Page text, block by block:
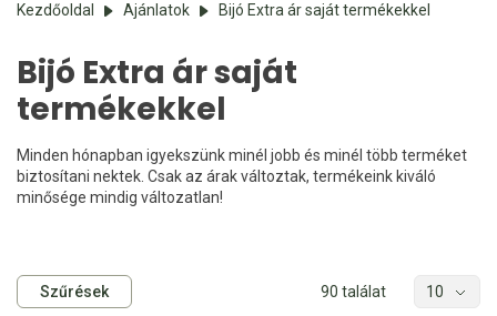
Kezdőoldal Ajánlatok Bijó Extra ár saját termékekkel
Bijó Extra ár saját
termékekkel
Minden hónapban igyekszünk minél jobb és minél több terméket
biztosítani nektek. Csak az árak változtak, termékeink kiváló
minősége mindig változatlan!
Szűrések 90 találat